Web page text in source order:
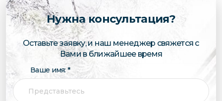
Нужна консультация?
Оставьте заявку, и наш менеджер свяжется с
Вами в ближайшее время
Ваше имя: *